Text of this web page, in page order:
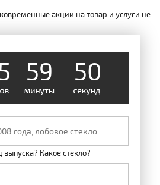
акции на товар и услуги не
59
4
5
9
0
Какое стекло?